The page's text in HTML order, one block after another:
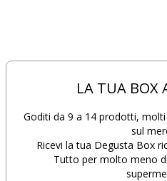
LA TUA BOX
Goditi da 9 a 14 prodotti,
sul
Ricevi la tua Degusta Box
Tutto per molto meno